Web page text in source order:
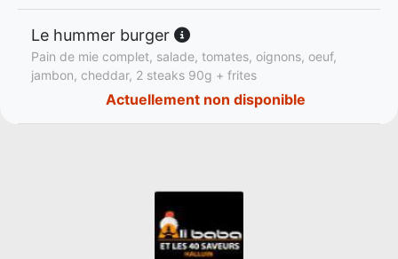
Le hummer burger
Pain de mie complet, salade, tomates, oignons, oeuf,
jambon, cheddar, 2 steaks 90g + frites
Actuellement non disponible